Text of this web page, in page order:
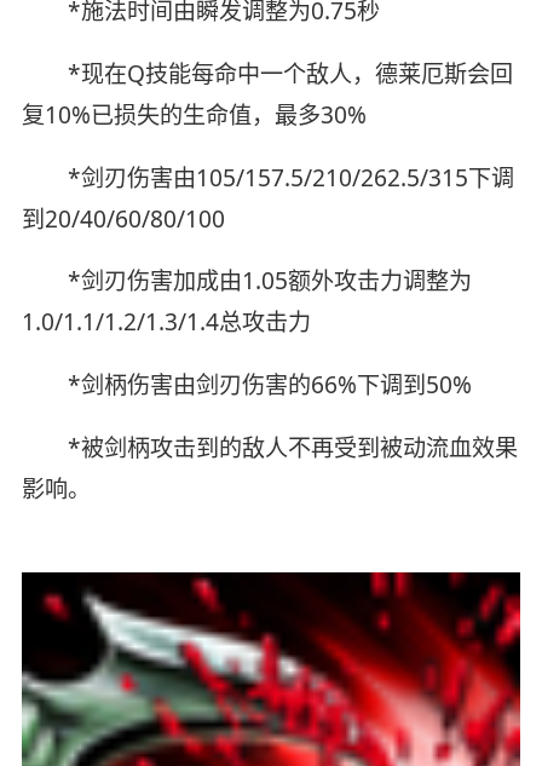
*施法时间由瞬发调整为0.75秒
*现在Q技能每命中一个敌人，德莱厄斯会回
复10%已损失的生命值，最多30%
*剑刃伤害由105/157.5/210/262.5/315下调
到20/40/60/80/100
*剑刃伤害加成由1.05额外攻击力调整为
1.0/1.1/1.2/1.3/1.4总攻击力
*剑柄伤害由剑刃伤害的66%下调到50%
*被剑柄攻击到的敌人不再受到被动流血效果
影响。